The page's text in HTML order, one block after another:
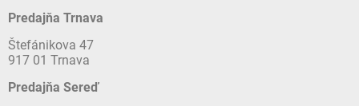
Predajňa Trnava
Štefánikova 47
917 01 Trnava
Predajňa Sereď